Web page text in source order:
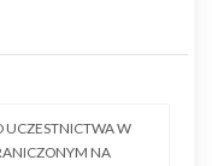
UCZESTNICTWA W
NA